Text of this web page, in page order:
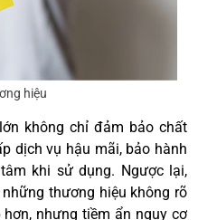
hiệu
không chỉ đảm bảo chất
dịch vụ hậu mãi, bảo hành
khi sử dụng. Ngược lại,
thương hiệu không rõ
nhưng tiềm ẩn nguy cơ